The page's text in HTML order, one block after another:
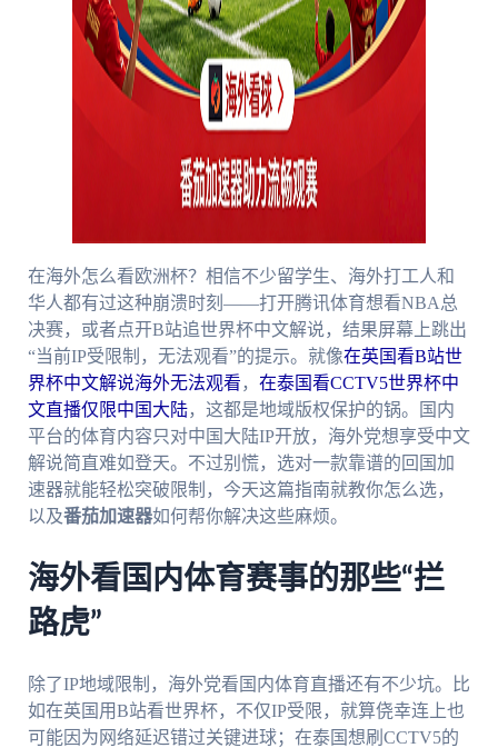
在海外怎么看欧洲杯？相信不少留学生、海外打工人和
华人都有过这种崩溃时刻——打开腾讯体育想看NBA总
决赛，或者点开B站追世界杯中文解说，结果屏幕上跳出
“当前IP受限制，无法观看”的提示。就像在英国看B站世
界杯中文解说海外无法观看 ， 在泰国看CCTV5世界杯中
文直播仅限中国大陆，这都是地域版权保护的锅。国内
平台的体育内容只对中国大陆IP开放，海外党想享受中文
解说简直难如登天。不过别慌，选对一款靠谱的回国加
速器就能轻松突破限制，今天这篇指南就教你怎么选，
以及番茄加速器如何帮你解决这些麻烦。
海外看国内体育赛事的那些“拦
路虎”
除了IP地域限制，海外党看国内体育直播还有不少坑。比
如在英国用B站看世界杯，不仅IP受限，就算侥幸连上也
可能因为网络延迟错过关键进球；在泰国想刷CCTV5的